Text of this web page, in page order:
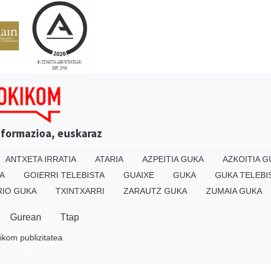
euskaraz
ANTXETA IRRATIA ATARIA AZPEITIA GUKA AZKOITIA
GOIERRI TELEBISTA GUAIXE GUKA GUKA
GUKA TXINTXARRI ZARAUTZ GUKA ZUMAIA GUKA
Gurean Ttap
publizitatea